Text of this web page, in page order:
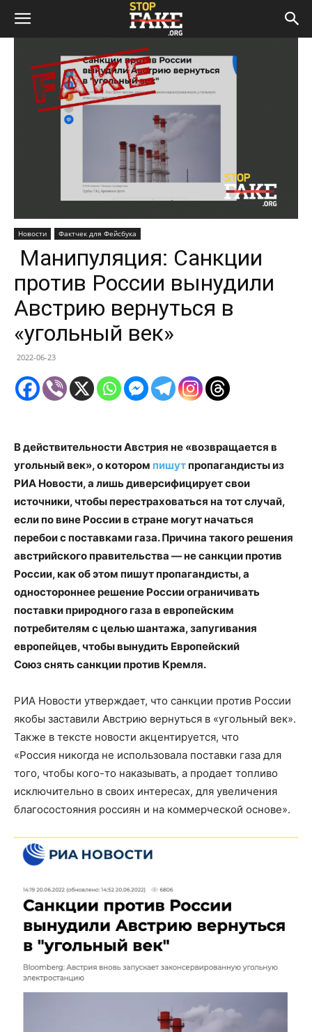
Новости Фактчек для Фейсбука
Манипуляция: Санкции
против России вынудили
Австрию вернуться в
«угольный век»
2022-06-23
В действительности Австрия не «возвращается в
угольный век», о котором пишутпропагандисты из
РИА Новости, а лишь диверсифицирует свои
источники, чтобы перестраховаться на тот случай,
если по вине России в стране могут начаться
перебои с поставками газа. Причина такого решения
австрийского правительства — не санкции против
России, как об этом пишут пропагандисты, а
одностороннее решение России ограничивать
поставки природного газа в европейским
потребителям с целью шантажа, запугивания
европейцев, чтобы вынудить Европейский
Союз снять санкции против Кремля.
РИА Новости утверждает, что санкции против России
якобы заставили Австрию вернуться в «угольный век».
Также в тексте новости акцентируется, что
«Россия никогда не использовала поставки газа для
того, чтобы кого-то наказывать, а продает топливо
исключительно в своих интересах, для увеличения
благосостояния россиян и на коммерческой основе».